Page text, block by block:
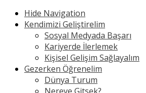
Hide Navigation
Kendimizi Geliştirelim
Sosyal Medyada Başarı
Kariyerde İlerlemek
Kişisel Gelişim Sağlayalım
Gezerken Öğrenelim
Dünya Turum